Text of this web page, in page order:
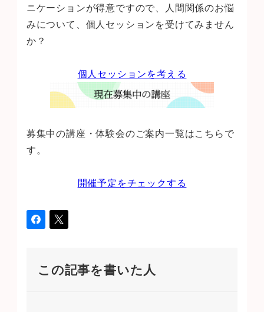
ニケーションが得意ですので、人間関係のお悩
みについて、個人セッションを受けてみません
か？
個人セッションを考える
募集中の講座・体験会のご案内一覧はこちらで
す。
開催予定をチェックする
この記事を書いた人